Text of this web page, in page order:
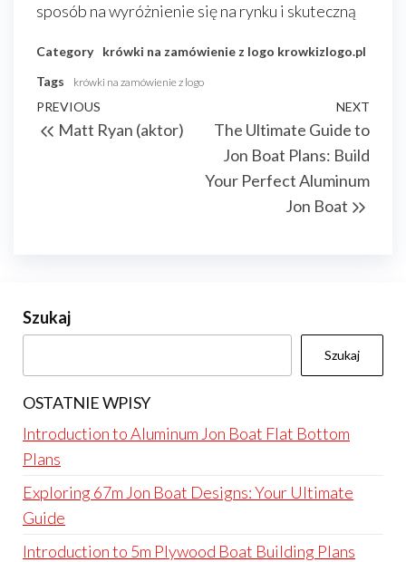
sposób na wyróżnienie się na rynku i skuteczną
Category krówki na zamówienie z logo krowkizlogo.pl
Tags
krówki na zamówienie z logo
Nawigacja
wpisu
Previous
Post
PREVIOUS
Matt Ryan (aktor)
Post
NEXT
The Ultimate Guide to
Jon Boat Plans: Build
Your Perfect Aluminum
Jon Boat
Szukaj
Szukaj
OSTATNIE WPISY
Introduction to Aluminum Jon Boat Flat Bottom
Plans
Exploring 67m Jon Boat Designs: Your Ultimate
Guide
Introduction to 5m Plywood Boat Building Plans